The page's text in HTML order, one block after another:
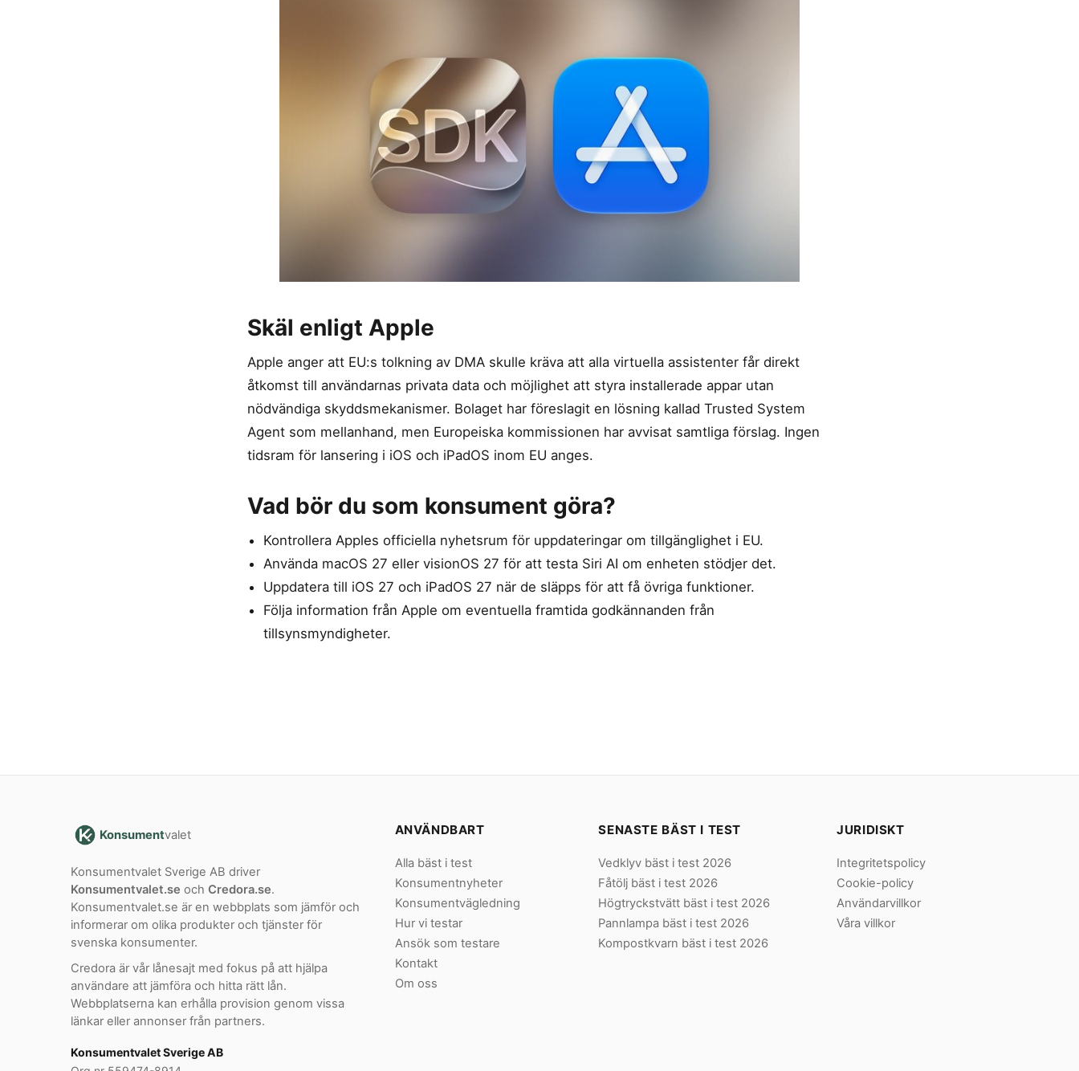
Skäl enligt Apple
Apple anger att EU:s tolkning av DMA skulle kräva att alla virtuella assistenter får direkt
åtkomst till användarnas privata data och möjlighet att styra installerade appar utan
nödvändiga skyddsmekanismer. Bolaget har föreslagit en lösning kallad Trusted System
Agent som mellanhand, men Europeiska kommissionen har avvisat samtliga förslag. Ingen
tidsram för lansering i iOS och iPadOS inom EU anges.
Vad bör du som konsument göra?
Kontrollera Apples officiella nyhetsrum för uppdateringar om tillgänglighet i EU.
Använda macOS 27 eller visionOS 27 för att testa Siri AI om enheten stödjer det.
Uppdatera till iOS 27 och iPadOS 27 när de släpps för att få övriga funktioner.
Följa information från Apple om eventuella framtida godkännanden från
tillsynsmyndigheter.
Konsumentvalet
Konsumentvalet Sverige AB driver
Konsumentvalet.se och Credora.se.
Konsumentvalet.se är en webbplats som jämför och
informerar om olika produkter och tjänster för
svenska konsumenter.
Credora är vår lånesajt med fokus på att hjälpa
användare att jämföra och hitta rätt lån.
Webbplatserna kan erhålla provision genom vissa
länkar eller annonser från partners.
Konsumentvalet Sverige AB
ANVÄNDBART
Alla bäst i test
Konsumentnyheter
Konsumentvägledning
Hur vi testar
Ansök som testare
Kontakt
Om oss
SENASTE BÄST I TEST
Vedklyv bäst i test 2026
Fåtölj bäst i test 2026
Högtryckstvätt bäst i test 2026
Pannlampa bäst i test 2026
Kompostkvarn bäst i test 2026
JURIDISKT
Integritetspolicy
Cookie-policy
Användarvillkor
Våra villkor